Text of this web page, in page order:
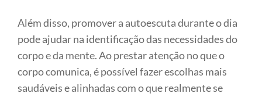
Além disso, promover a autoescuta durante o dia
pode ajudar na identificação das necessidades do
corpo e da mente. Ao prestar atenção no que o
corpo comunica, é possível fazer escolhas mais
saudáveis e alinhadas com o que realmente se